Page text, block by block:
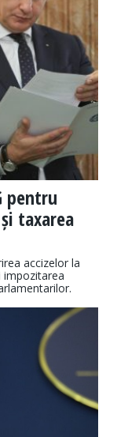
pentru
taxarea
accizelor la
impozitarea